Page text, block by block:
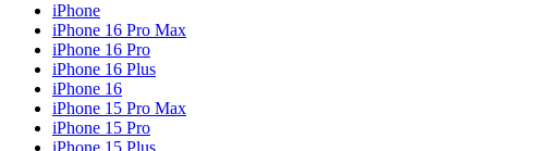
iPhone
iPhone 16 Pro Max
iPhone 16 Pro
iPhone 16 Plus
iPhone 16
iPhone 15 Pro Max
iPhone 15 Pro
iPhone 15 Plus